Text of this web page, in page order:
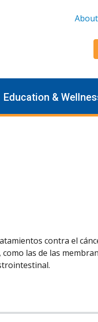
Education &
contra el
las de las